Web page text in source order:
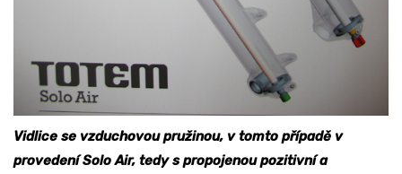
Vidlice se vzduchovou pružinou, v tomto případě v
provedení Solo Air, tedy s propojenou pozitivní a